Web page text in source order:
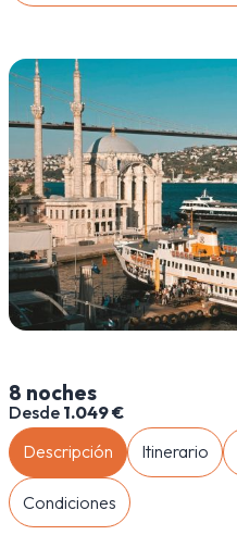
Descripción Itinerario
Condiciones
8 noches
Desde 1.049 €